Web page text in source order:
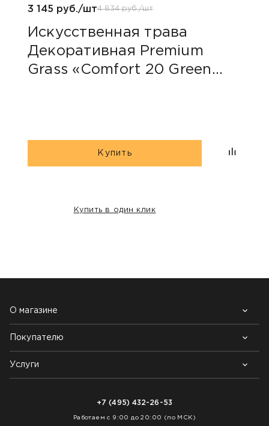
3 145 руб./шт4 834 руб./шт
Искусственная трава
Декоративная Premium
Grass «Comfort 20 Green
Купить
Купить в один клик
О магазине
Почему выбирают нас
Контакты
Блог
Покупателю
Возврат товара
Как заказать
Услуги
+7 (495) 432-26-53
Работаем с 9:00 до 20:00 (по МСК)